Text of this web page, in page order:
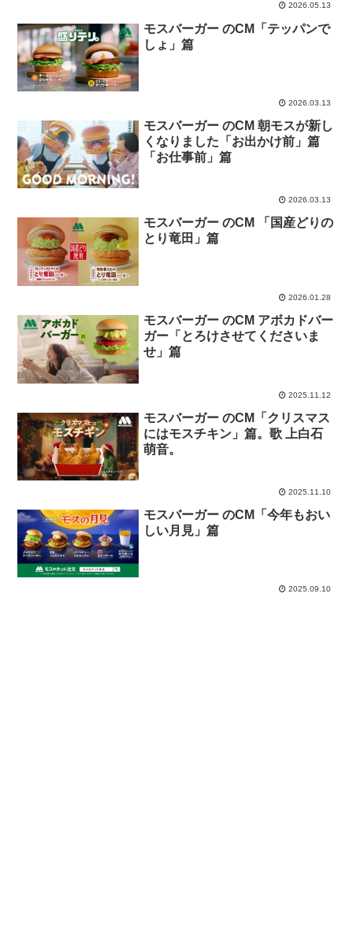
2026.05.13
モスバーガー のCM「テッパンで
しょ」篇
2026.03.13
モスバーガー のCM 朝モスが新し
くなりました「お出かけ前」篇
「お仕事前」篇
2026.03.13
モスバーガー のCM 「国産どりの
とり竜田」篇
2026.01.28
モスバーガー のCM アボカドバー
ガー「とろけさせてくださいま
せ」篇
2025.11.12
モスバーガー のCM「クリスマス
にはモスチキン」篇。歌 上白石
萌音。
2025.11.10
モスバーガー のCM「今年もおい
しい月見」篇
2025.09.10